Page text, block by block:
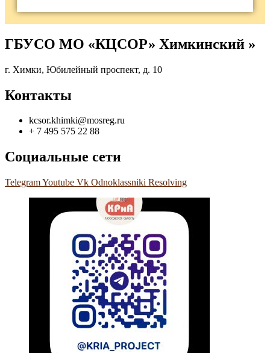
ГБУСО МО «КЦСОР» Химкинский »
г. Химки, Юбилейный проспект, д. 10
Контакты
kcsor.khimki@mosreg.ru
+ 7 495 575 22 88
Социальные сети
TelegramYoutube Vk Odnoklassniki Resolving